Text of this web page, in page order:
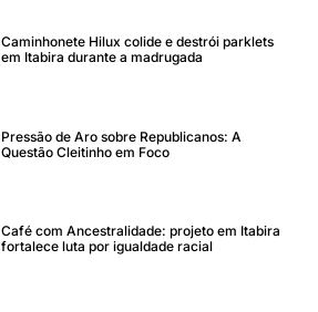
Caminhonete Hilux colide e destrói parklets
em Itabira durante a madrugada
Pressão de Aro sobre Republicanos: A
Questão Cleitinho em Foco
Café com Ancestralidade: projeto em Itabira
fortalece luta por igualdade racial